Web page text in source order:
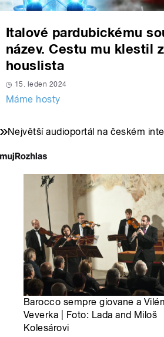
Italové pardubickému
název. Cestu mu klestil
houslista
15. leden 2024
Máme hosty
Největší audioportál na českém
Barocco sempre giovane a
Veverka | Foto: Lada and Miloš
Kolesárovi